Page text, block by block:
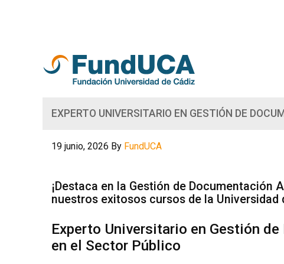
EXPERTO UNIVERSITARIO EN GESTIÓN DE
19 junio, 2026 By FundUCA
¡Destaca en la Gestión de
nuestros exitosos cursos de la Universidad
Experto Universitario en Gestión
en el Sector Público